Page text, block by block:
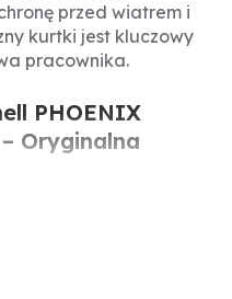
przed wiatrem i
kurtki jest kluczowy
pracownika.
PHOENIX
Oryginalna
PHOENIX to
do pracy w